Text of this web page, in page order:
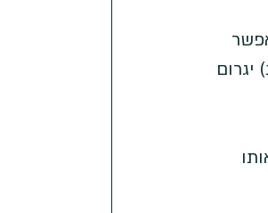
ולא יאפשר
(מהירות תריס איטית, למשל 3 שניות) יגרום